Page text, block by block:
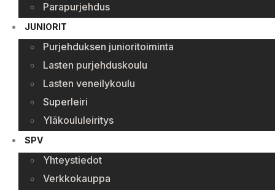
Parapurjehdus
JUNIORIT
Purjehduksen junioritoiminta
Lasten purjehduskoulu
Lasten veneilykoulu
Superleiri
Yläkoululeiritys
SPV
Yhteystiedot
Verkkokauppa